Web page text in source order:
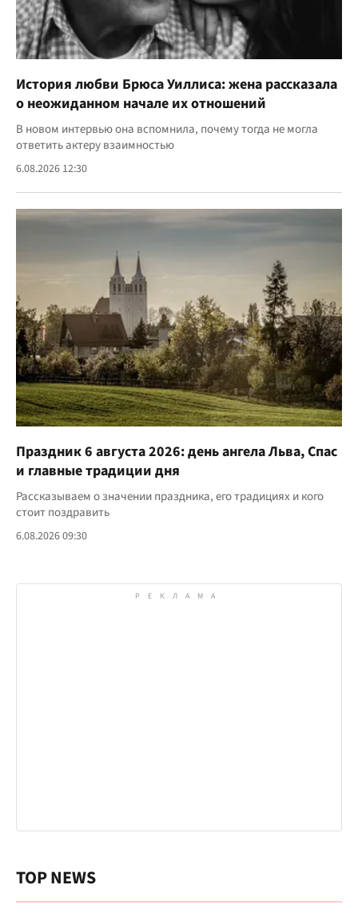
История любви Брюса Уиллиса: жена рассказала
о неожиданном начале их отношений
В новом интервью она вспомнила, почему тогда не могла
ответить актеру взаимностью
6.08.2026 12:30
Праздник 6 августа 2026: день ангела Льва, Спас
и главные традиции дня
Рассказываем о значении праздника, его традициях и кого
стоит поздравить
6.08.2026 09:30
TOP NEWS